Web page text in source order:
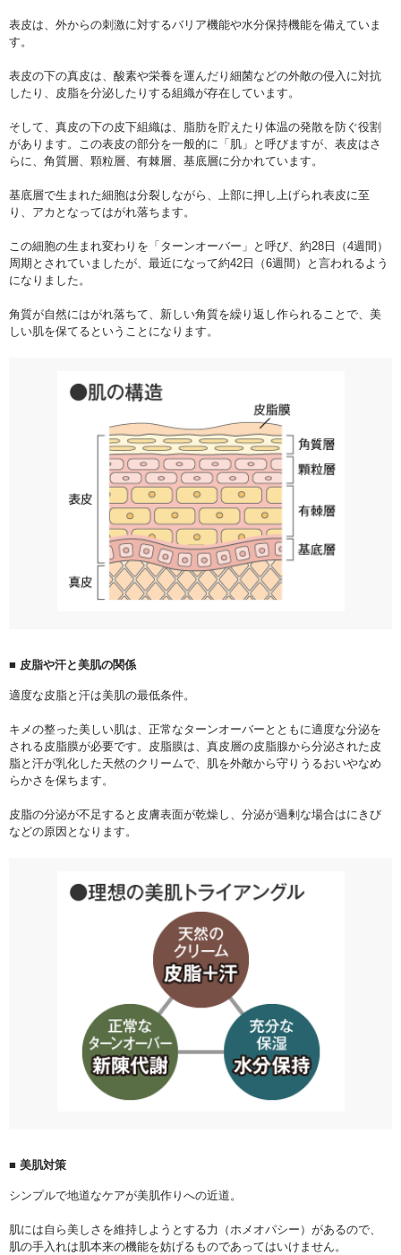
表皮は、外からの刺激に対するバリア機能や水分保持機能を備えていま
す。
表皮の下の真皮は、酸素や栄養を運んだり細菌などの外敵の侵入に対抗
したり、皮脂を分泌したりする組織が存在しています。
そして、真皮の下の皮下組織は、脂肪を貯えたり体温の発散を防ぐ役割
があります。この表皮の部分を一般的に「肌」と呼びますが、表皮はさ
らに、角質層、顆粒層、有棘層、基底層に分かれています。
基底層で生まれた細胞は分裂しながら、上部に押し上げられ表皮に至
り、アカとなってはがれ落ちます。
この細胞の生まれ変わりを「ターンオーバー」と呼び、約28日（4週間）
周期とされていましたが、最近になって約42日（6週間）と言われるよう
になりました。
角質が自然にはがれ落ちて、新しい角質を繰り返し作られることで、美
しい肌を保てるということになります。
■ 皮脂や汗と美肌の関係
適度な皮脂と汗は美肌の最低条件。
キメの整った美しい肌は、正常なターンオーバーとともに適度な分泌を
される皮脂膜が必要です。皮脂膜は、真皮層の皮脂腺から分泌された皮
脂と汗が乳化した天然のクリームで、肌を外敵から守りうるおいやなめ
らかさを保ちます。
皮脂の分泌が不足すると皮膚表面が乾燥し、分泌が過剰な場合はにきび
などの原因となります。
■ 美肌対策
シンプルで地道なケアが美肌作りへの近道。
肌には自ら美しさを維持しようとする力（ホメオパシー）があるので、
肌の手入れは肌本来の機能を妨げるものであってはいけません。